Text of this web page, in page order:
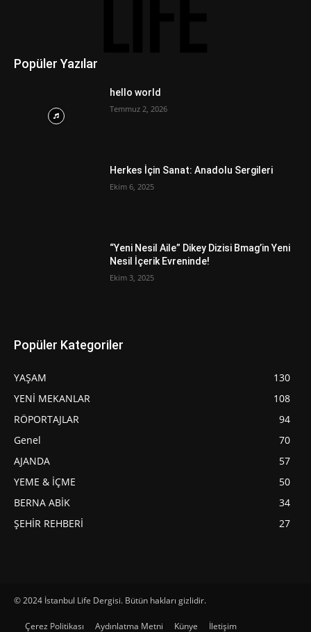
Popüler Yazılar
hello world
Temmuz 2, 2026
Herkes İçin Sanat: Anadolu Sergileri
Ekim 6, 2025
“Yeni Nesil Aile” Dikey Dizisi Bmag’in Yeni
Nesil İçerik Evreninde!
Ekim 3, 2025
Popüler Kategoriler
YAŞAM
130
YENİ MEKANLAR
108
RÖPORTAJLAR
94
Genel
70
AJANDA
57
YEME & İÇME
50
BERNA ABİK
34
ŞEHİR REHBERİ
27
© 2024 İstanbul Life Dergisi. Bütün hakları gizlidir.
Çerez Politikası Aydınlatma Metni Künye İletişim